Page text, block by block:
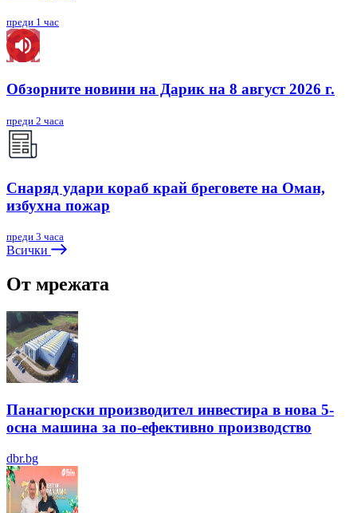
преди 1 час
Обзорните новини на Дарик на 8 август 2026 г.
преди 2 часа
Снаряд удари кораб край бреговете на Оман,
избухна пожар
преди 3 часа
Всички
От мрежата
Панагюрски производител инвестира в нова 5-
осна машина за по-ефективно производство
dbr.bg